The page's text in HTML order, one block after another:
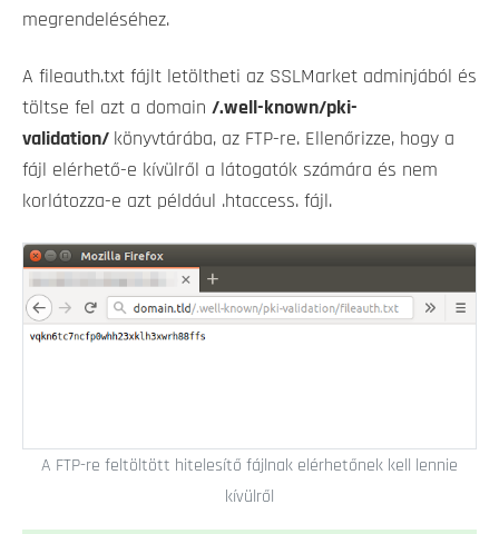
megrendeléséhez.
A fileauth.txt fájlt letöltheti az SSLMarket adminjából és
töltse fel azt a domain /.well-known/pki-
validation/ könyvtárába, az FTP-re. Ellenőrizze, hogy a
fájl elérhető-e kívülről a látogatók számára és nem
korlátozza-e azt például .htaccess. fájl.
A FTP-re feltöltött hitelesítő fájlnak elérhetőnek kell lennie
kívülről